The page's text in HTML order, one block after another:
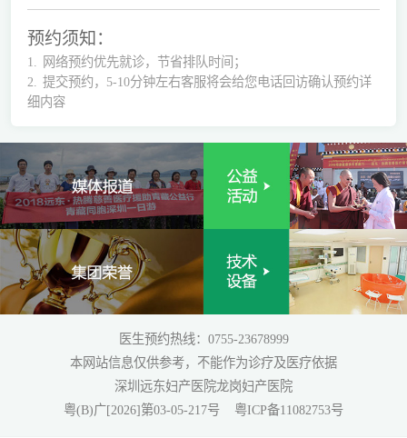
预约须知：
1.
网络预约优先就诊，节省排队时间；
2.
提交预约，5-10分钟左右客服将会给您电话回访确认预约详
细内容
医生预约热线：0755-23678999
本网站信息仅供参考，不能作为诊疗及医疗依据
深圳远东妇产医院龙岗妇产医院
粤(B)广[2026]第03-05-217号
粤ICP备11082753号